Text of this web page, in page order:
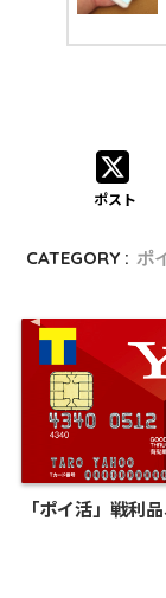
ポスト
CATEGORY : ポ
「ポイ活」戦利